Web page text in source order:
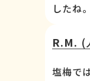
したね。
R.M. (
塩梅で